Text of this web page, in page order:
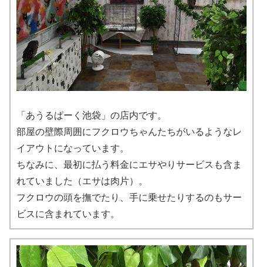
「あうるぱーく池袋」の店内です。
部屋の壁際周囲にフクロウちゃんたちがいるようなレ
イアウトになっています。
ちなみに、最初に払う料金にエサやりサービスも含ま
れていました（エサは肉片）。
フクロウの頭を撫でたり、手に乗せたりするのもサー
ビスに含まれています。